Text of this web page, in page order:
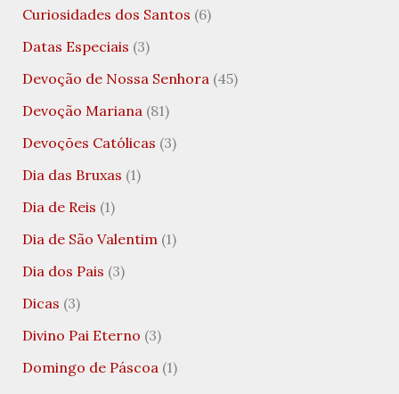
Curiosidades dos Santos (6)
Datas Especiais (3)
Devoção de Nossa Senhora(45)
Devoção Mariana(81)
Devoções Católicas (3)
Dia das Bruxas (1)
Dia de Reis (1)
Dia de São Valentim(1)
Dia dos Pais (3)
Dicas (3)
Divino Pai Eterno (3)
Domingo de Páscoa(1)